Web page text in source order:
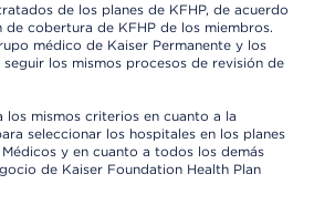
de los planes de KFHP, de acuerdo
cobertura de KFHP de los miembros.
médico de Kaiser Permanente y los
los mismos procesos de revisión de
los mismos criterios en cuanto a la
seleccionar los hospitales en los planes
y en cuanto a todos los demás
de Kaiser Foundation Health Plan